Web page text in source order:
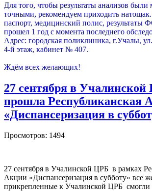
Для того, чтобы результаты анализов были
точными, рекомендуем приходить
паспорт, медицинский полис, результаты
прошел 1 год с момента последнего
Адрес: городская поликлиника, г.Учалы,
4-й этаж, кабинет № 407.
Ждём всех желающих!
27 сентября в
прошла Республиканская
«Диспансеризация в
Просмотров: 1494
27 сентября в Учалинской ЦРБ в рамках
Акции «Диспансеризация в субботу» все
прикрепленные к Учалинской ЦРБ смогли